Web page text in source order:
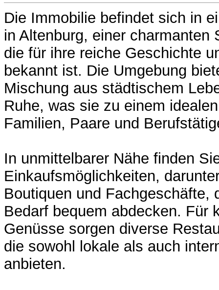
Die Immobilie befindet sich in
in Altenburg, einer charmanten
die für ihre reiche Geschichte
bekannt ist. Die Umgebung
Mischung aus städtischem
Ruhe, was sie zu einem
Familien, Paare und
In unmittelbarer Nähe finden
Einkaufsmöglichkeiten,
Boutiquen und Fachgeschäfte,
Bedarf bequem abdecken. Für
Genüsse sorgen diverse
die sowohl lokale als auch
anbieten.